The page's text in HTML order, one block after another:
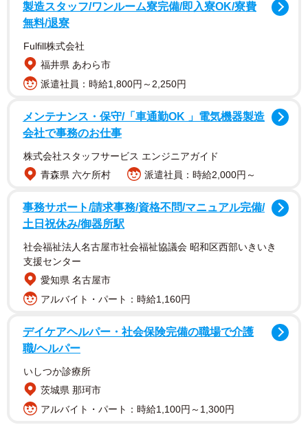
超。人事課職員支援室の仲野全彦室長は「想定より多かっ
た。カスハラによって心身が疲弊して休職につながりかね
ず、まずは職員も市民も意識付けができれば」と話す。
市のハラスメント防止の指針にカスハラの定義を追記。
対応マニュアルも作り「基本は1人で対応しない」「事実確
認せず要求を認めたり謝罪したりすることは避ける」など
とした。
交流サイト（SNS）でさらされる恐れがあることから、
庁舎管理規則に承認なしの撮影や録音を禁じる項目を追
加。職員の名札から顔写真を削除するとともに氏名のフル
製造スタッフ/ワンルーム寮完備/即入寮OK/寮費
無料/退寮
Fulfill株式会社
福井県 あわら市
派遣社員：時給1,800円～2,250円
メンテナンス・保守/「車通勤OK 」電気機器製造
会社で事務のお仕事
株式会社スタッフサービス エンジニアガイド
青森県 六ケ所村
派遣社員：時給2,000円～
事務サポート/請求事務/資格不問/マニュアル完備/
土日祝休み/御器所駅
社会福祉法人名古屋市社会福祉協議会 昭和区西部いきいき
支援センター
愛知県 名古屋市
アルバイト・パート：時給1,160円
デイケアヘルパー・社会保険完備の職場で介護
職/ヘルパー
いしつか診療所
茨城県 那珂市
アルバイト・パート：時給1,100円～1,300円